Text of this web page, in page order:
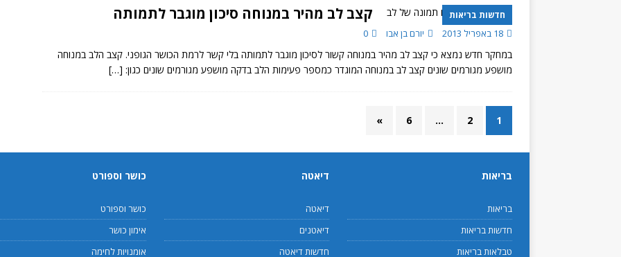
חדשות בריאות קצב לב מהיר במנוחה סיכון מוגבר לתמותה
18 באפריל 2013 יורם בן אבו 0
במחקר חדש נמצא כי קצב לב מהיר במנוחה קשור לסיכון מוגבר לתמותה בלי קשר לרמת הכושר הגופני. קצב הלב במנוחה
מושפע מגורמים שונים קצב לב במנוחה המוגדר כמספר פעימות הלב בדקה מושפע מגורמים שונים כגון: […]
1
2
…
6
»
בריאות
בריאות
חדשות בריאות
טבלאות בריאות
דיאטה
דיאטה
דיאטנים
חדשות דיאטה
כושר וספורט
כושר וספורט
אימון כושר
אומנויות לחימה